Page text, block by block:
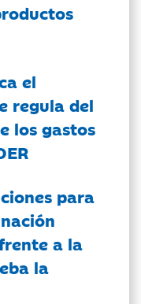
el
regula del
los gastos
para
a la
la